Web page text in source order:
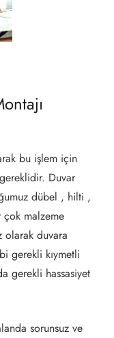
bu işlem için
Duvar
dübel , hilti ,
malzeme
olarak duvara
gerekli kıymetli
gerekli hassasiyet
sorunsuz ve